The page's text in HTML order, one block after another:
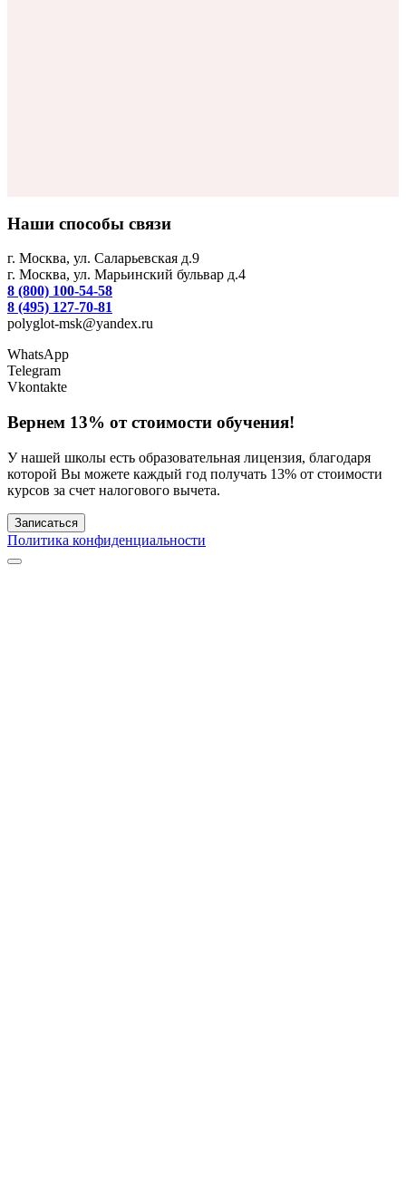
Наши способы связи
г. Москва, ул. Саларьевская д.9
г. Москва, ул. Марьинский бульвар д.4
8 (800) 100-54-58
8 (495) 127-70-81
polyglot-msk@yandex.ru
WhatsApp
Telegram
Vkontakte
Вернем 13% от стоимости обучения!
У нашей школы есть образовательная лицензия, благодаря
которой Вы можете каждый год получать 13% от стоимости
курсов за счет налогового вычета.
Записаться
Политика конфиденциальности